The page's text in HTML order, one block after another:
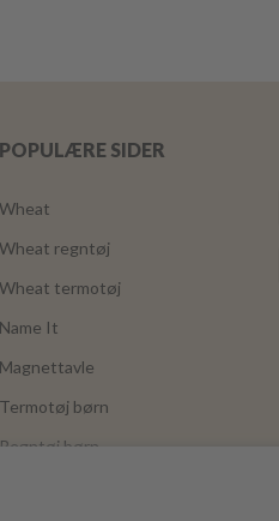
POPULÆRE SIDER
Wheat
Wheat regntøj
Wheat termotøj
Name It
Magnettavle
Termotøj børn
Regntøj børn